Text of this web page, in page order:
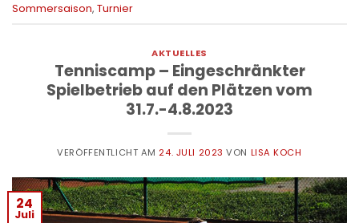
Sommersaison, Turnier
AKTUELLES
Tenniscamp – Eingeschränkter
Spielbetrieb auf den Plätzen vom
31.7.-4.8.2023
VERÖFFENTLICHT AM 24. JULI 2023 VON LISA KOCH
24
Juli